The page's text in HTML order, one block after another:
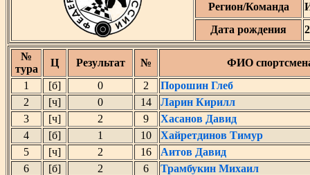
Регион/Команда
Дата рождения
№
тура
Ц Результат №
ФИО
1
[б] 0 2
Порошин Глеб
2
[ч] 0 14
Ларин Кирилл
3
[ч] 2 9
Хасанов Давид
4
[б] 1 10
Хайретдинов Тимур
5
[ч] 2 16
Аитов Давид
6
[б] 2 6
Трамбукин Михаил